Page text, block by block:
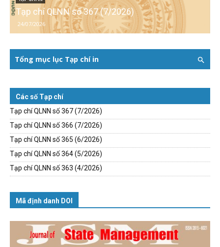
Tạp chí QLNN số 367 (7/2026)
24/07/2026
Tổng mục lục Tạp chí in
Các số Tạp chí
Tạp chí QLNN số 367 (7/2026)
Tạp chí QLNN số 366 (7/2026)
Tạp chí QLNN số 365 (6/2026)
Tạp chí QLNN số 364 (5/2026)
Tạp chí QLNN số 363 (4/2026)
Mã định danh DOI